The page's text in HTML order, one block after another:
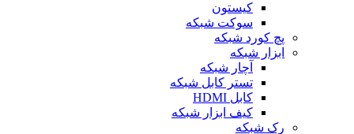
کیستون
سوکت شبکه
پچ کورد شبکه
ابزار شبکه
آچار شبکه
تستر کابل شبکه
کابل HDMI
کیف ابزار شبکه
رک شبکه